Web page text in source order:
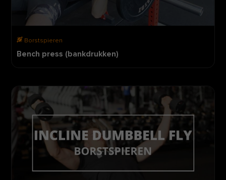
Borstspieren
Bench press (bankdrukken)